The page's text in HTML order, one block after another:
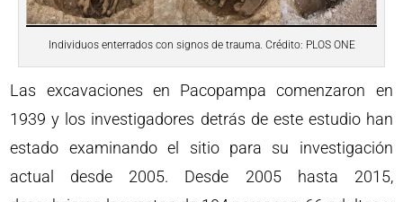
Individuos enterrados con signos de trauma. Crédito: PLOS ONE
Las excavaciones en Pacopampa comenzaron en
1939 y los investigadores detrás de este estudio han
estado examinando el sitio para su investigación
actual desde 2005. Desde 2005 hasta 2015,